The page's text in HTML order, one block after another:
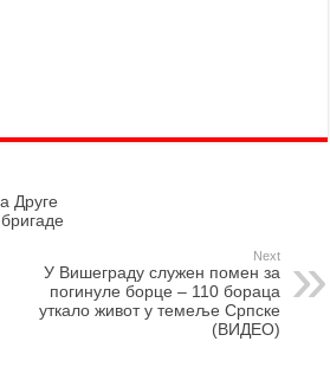
Друге
Next
У Вишеграду служен помен за
погинуле борце – 110 бораца
уткало живот у темеље Српске
(ВИДЕО)